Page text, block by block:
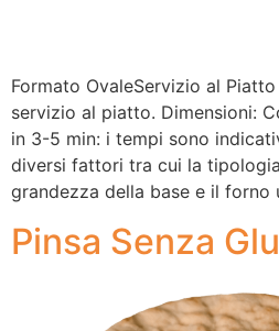
Formato OvaleServizio al
servizio al piatto. Dimensioni:
in 3-5 min: i tempi sono
diversi fattori tra cui la
grandezza della base e il forno
Pinsa Senza